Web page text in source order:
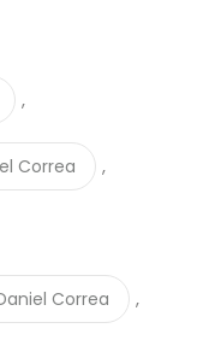
,
Correa ,
Correa ,